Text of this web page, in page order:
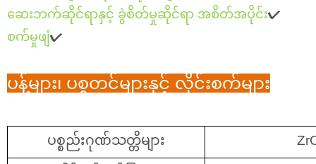
ဆေးဘက်ဆိုင်ရာနှင့် ခွဲစိတ်မှုဆိုင်ရာ အစိတ်အပိုင်း✔
စက်မှုဖျံ✔
ပန့်များ၊ ပစ္စတင်များနှင့် လိုင်းစက်များ
ပစ္စည်းဂုဏ်သတ္တိများ